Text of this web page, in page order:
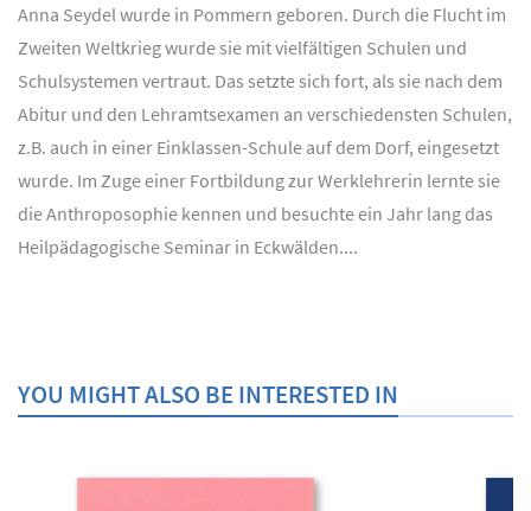
Anna Seydel wurde in Pommern geboren. Durch die Flucht im
Zweiten Weltkrieg wurde sie mit vielfältigen Schulen und
Schulsystemen vertraut. Das setzte sich fort, als sie nach dem
Abitur und den Lehramtsexamen an verschiedensten Schulen,
z.B. auch in einer Einklassen-Schule auf dem Dorf, eingesetzt
wurde. Im Zuge einer Fortbildung zur Werklehrerin lernte sie
die Anthroposophie kennen und besuchte ein Jahr lang das
Heilpädagogische Seminar in Eckwälden....
YOU MIGHT ALSO BE INTERESTED IN